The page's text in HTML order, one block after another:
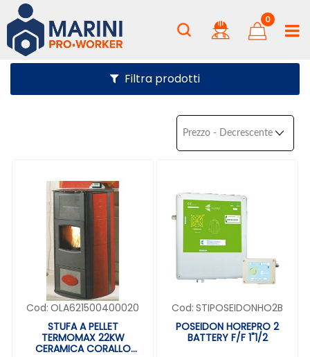
0
Filtra prodotti
Cod: OLA621500400020
STUFA A PELLET
TERMOMAX 22KW
CERAMICA CORALLO
Cod: STIPOSEIDONHO2B
POSEIDON HOREPRO 2
BATTERY F/F 1"1/2